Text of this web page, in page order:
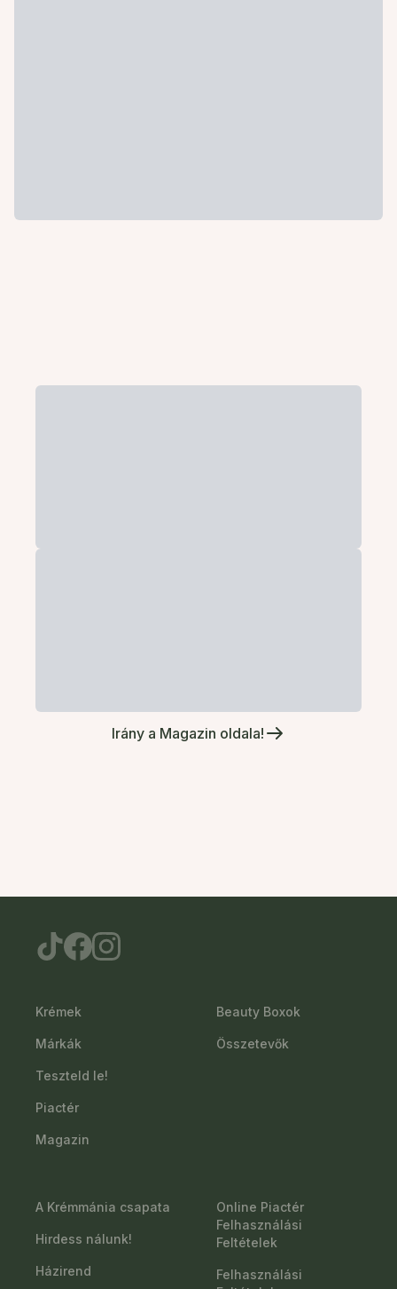
Irány a Magazin oldala!
Krémek
Márkák
Teszteld le!
Piactér
Magazin
Beauty Boxok
Összetevők
A Krémmánia csapata
Hirdess nálunk!
Házirend
Online Piactér
Felhasználási
Feltételek
Felhasználási